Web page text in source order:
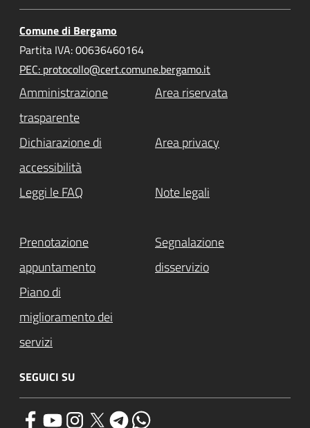
Comune di Bergamo
Partita IVA: 00636460164
PEC: protocollo@cert.comune.bergamo.it
Amministrazione
trasparente
Area riservata
Dichiarazione di
accessibilità
Area privacy
Leggi le FAQ Note legali
Prenotazione
appuntamento
Segnalazione
disservizio
Piano di
miglioramento dei
servizi
SEGUICI SU